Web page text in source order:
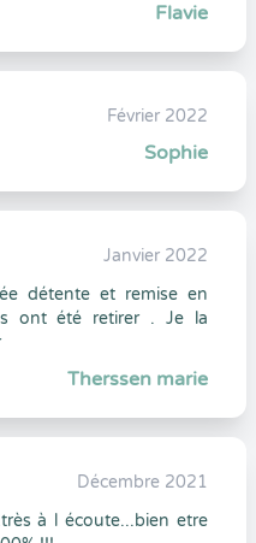
Flavie
Février 2022
Sophie
Janvier 2022
détente et remise en
ont été retirer . Je la
Therssen marie
Décembre 2021
à l écoute...bien etre